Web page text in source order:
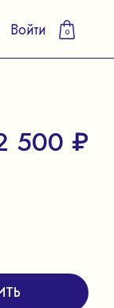
Войти 0
500 ₽